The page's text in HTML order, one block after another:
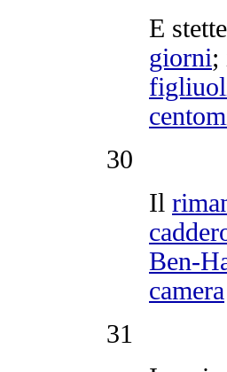
E
giorni;
30
Il
Ben-
camera
31